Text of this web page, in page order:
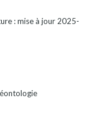
: mise à jour 2025-